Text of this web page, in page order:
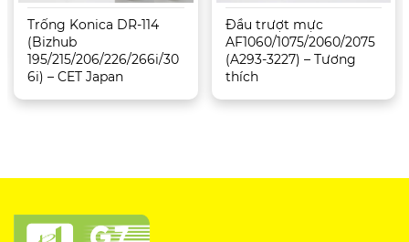
Trống Konica DR-114
(Bizhub
195/215/206/226/266i/30
6i) – CET Japan
Đầu trượt mực
AF1060/1075/2060/2075
(A293-3227) – Tương
thích